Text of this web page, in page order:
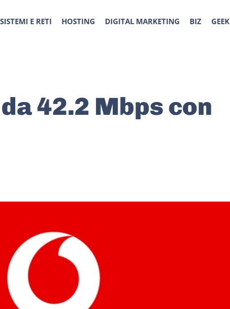
SISTEMI E RETI HOSTING DIGITAL MARKETING BIZ GEEK
42.2 Mbps con